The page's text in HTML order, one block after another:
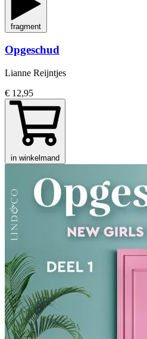
fragment
Opgeschud
Lianne Reijntjes
€ 12,95
in winkelmand